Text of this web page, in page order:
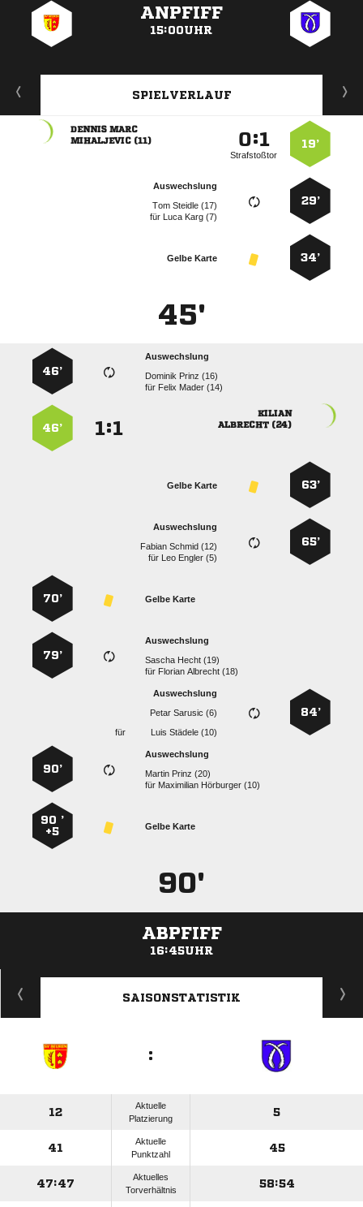
ANPFIFF
15:00UHR
SPIELVERLAUF
19’
:
Strafstoßtor
 
 
29’
Auswechslung
  
für   
34’
Gelbe Karte
45'
Auswechslung
  
für   
46’

 
:
46’
63’
Gelbe Karte
65’
Auswechslung
  
für   
Gelbe Karte
70’
Auswechslung
  
für   
79’
84’
Auswechslung
  
für
  
Auswechslung
  
für   
90’
Gelbe Karte
90 ’
+5
90'
ABPFIFF
16:45UHR
ANZEIGE
SAISONSTATISTIK
:
12
Aktuelle
Platzierung
5
41
Aktuelle
Punktzahl
45
47:47
Aktuelles
Torverhältnis
58:54